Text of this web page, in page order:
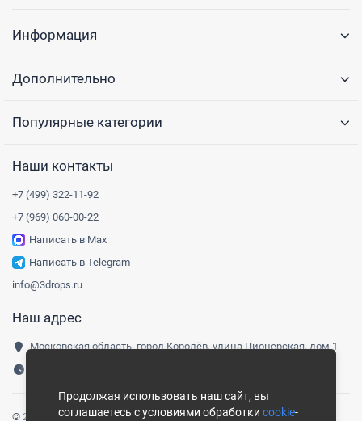
Информация
Дополнительно
Популярные категории
Наши контакты
+7 (499) 322-11-92
+7 (969) 060-00-22
Написать в Max
Написать в Telegram
info@3drops.ru
Наш адрес
Московская область, город Королёв, улица Пионерская, дом 1
© 2016- 2026 Три капли| Карта сайта Сайт носит информационный
Продолжая использовать наш сайт, вы
соглашаетесь с условиями обработки cookie-